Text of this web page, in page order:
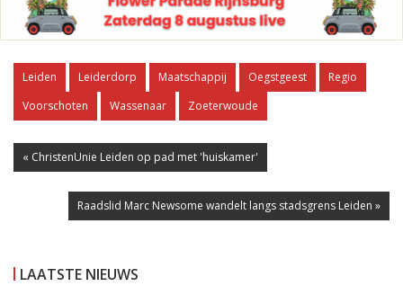
Leiden Leiderdorp Maatschappij Oegstgeest
Regio
Voorschoten
Wassenaar Zoeterwoude
« ChristenUnie Leiden op pad met 'huiskamer'
Raadslid Marc Newsome wandelt langs stadsgrens Leiden »
LAATSTE NIEUWS